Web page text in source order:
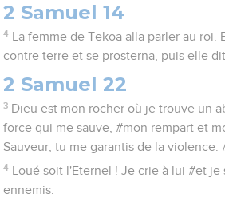
2 Samuel 14
4
La femme de Tekoa alla parler au roi.
contre terre et se prosterna, puis elle
2 Samuel 22
3 Dieu est mon rocher où je trouve un
force qui me sauve, #mon rempart et
Sauveur, tu me garantis de la violence.
4
Loué soit l'Eternel ! Je crie à lui #et
ennemis.